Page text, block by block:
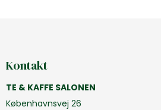
Kontakt
TE & KAFFE SALONEN
Københavnsvej 26